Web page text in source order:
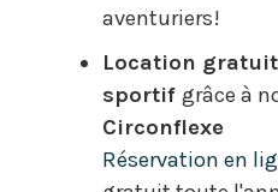
aventuriers!
Location
sportif grâce à
Circonflexe
Réservation en